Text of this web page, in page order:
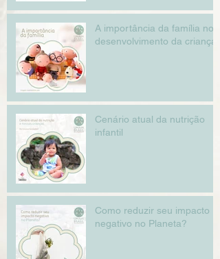
A importância da família no
desenvolvimento da criança
Cenário atual da nutrição
infantil
Como reduzir seu impacto
negativo no Planeta?